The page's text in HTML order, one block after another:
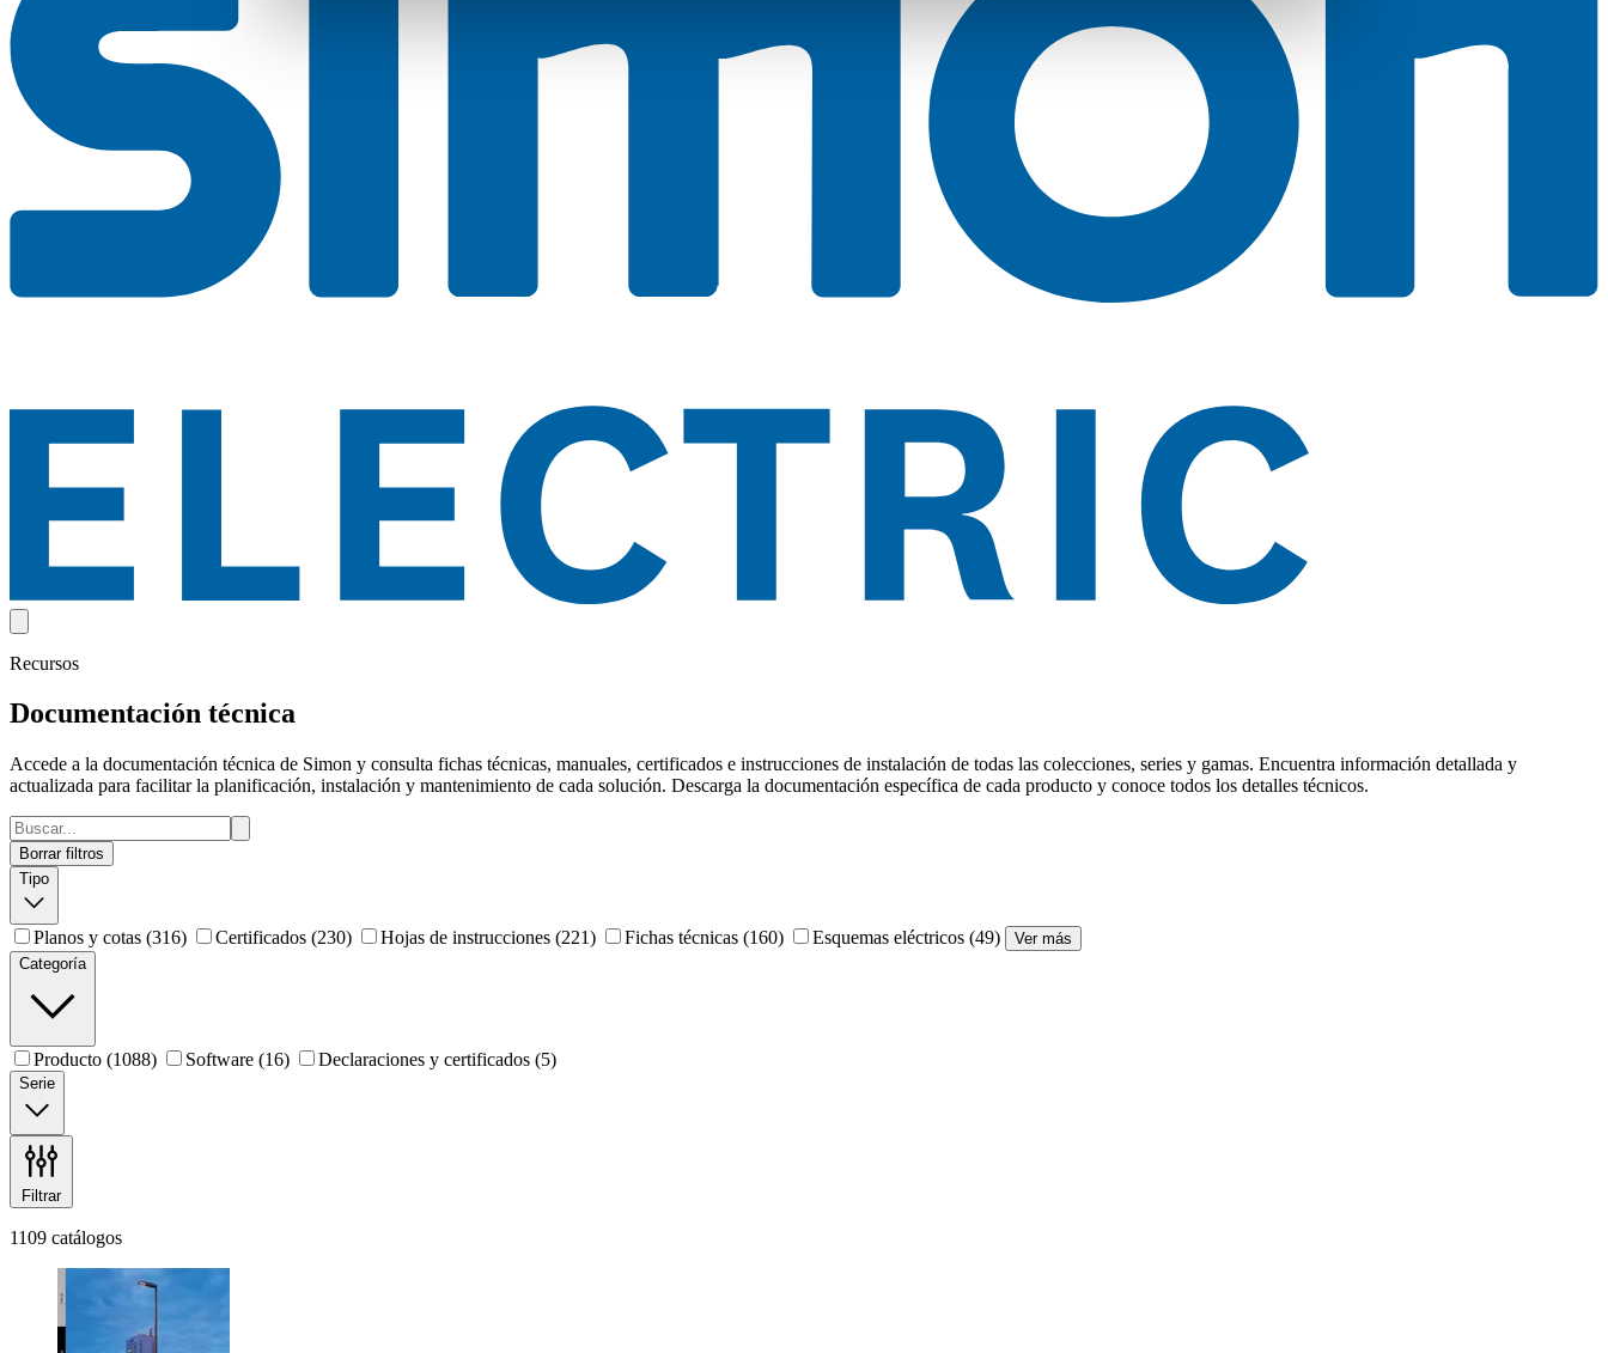
Recursos
Documentación técnica
Accede a la documentación técnica de Simon y consulta fichas técnicas, manuales, certificados e instrucciones de instalación de todas las colecciones, series y gamas. Encuentra información detallada y
actualizada para facilitar la planificación, instalación y mantenimiento de cada solución. Descarga la documentación específica de cada producto y conoce todos los detalles técnicos.
Borrar filtros
Tipo
Planos y cotas (316) Certificados (230) Hojas de instrucciones (221) Fichas técnicas (160) Esquemas eléctricos (49)
Ver más
Categoría
Producto (1088) Software (16) Declaraciones y certificados (5)
Serie
Filtrar
1109 catálogos